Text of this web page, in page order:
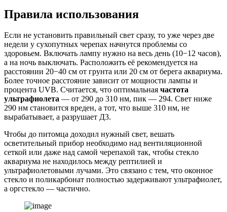
Правила использования
Если не установить правильный свет сразу, то уже через две
недели у сухопутных черепах начнутся проблемы со
здоровьем. Включать лампу нужно на весь день (10−12 часов),
а на ночь выключать. Расположить её рекомендуется на
расстоянии 20−40 см от грунта или 20 см от берега аквариума.
Более точное расстояние зависит от мощности лампы и
процента UVB. Считается, что оптимальная частота
ультрафиолета — от 290 до 310 нм, пик — 294. Свет ниже
290 нм становится вреден, а тот, что выше 310 нм, не
вырабатывает, а разрушает Д3.
Чтобы до питомца доходил нужный свет, вешать
осветительный прибор необходимо над вентиляционной
сеткой или даже над самой черепахой так, чтобы стекло
аквариума не находилось между рептилией и
ультрафиолетовыми лучами. Это связано с тем, что оконное
стекло и поликарбонат полностью задерживают ультрафиолет,
а оргстекло — частично.